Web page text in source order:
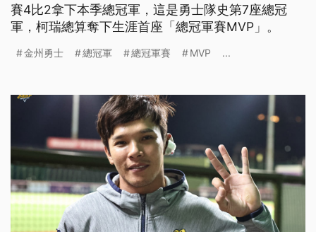
賽4比2拿下本季總冠軍，這是勇士隊史第7座總冠
軍，柯瑞總算奪下生涯首座「總冠軍賽MVP」。
金州勇士 總冠軍 總冠軍賽 MVP ...